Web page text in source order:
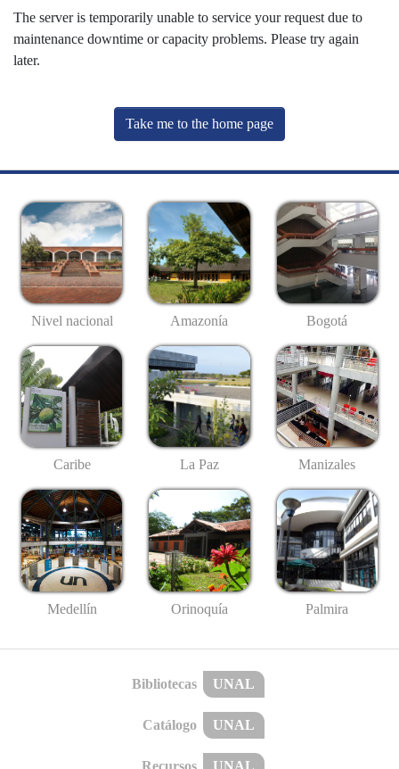
The server is temporarily unable to service your request due to
maintenance downtime or capacity problems. Please try again
later.
Take me to the home page
Nivel nacional Amazonía Bogotá
Caribe La Paz Manizales
Medellín Orinoquía Palmira
Bibliotecas UNAL
Catálogo UNAL